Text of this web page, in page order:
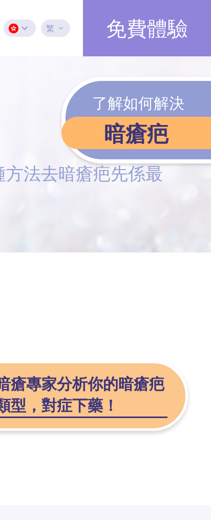
繁 免費體驗
了解如何解決
暗瘡疤
方法去暗瘡疤先係最
瘡專家分析你的暗瘡疤
型，對症下藥！